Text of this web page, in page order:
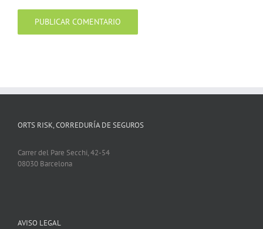
ORTS RISK, CORREDURÍA DE SEGUROS
Carrer del Pare Secchi, 42-54
08030 Barcelona
AVISO LEGAL